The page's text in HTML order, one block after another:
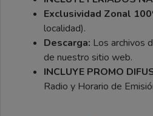
Exclusividad Zonal
localidad).
Descarga: Los archivos
de nuestro sitio web.
INCLUYE PROMO
Radio y Horario de